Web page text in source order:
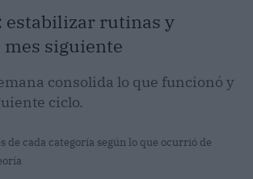
estabilizar rutinas y
siguiente
consolida lo que funcionó y
ciclo.
de cada categoría según lo que ocurrió de